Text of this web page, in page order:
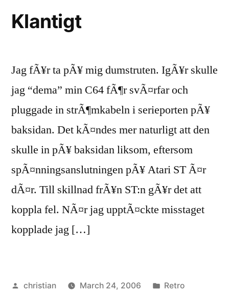
Klantigt
Jag fÃ¥r ta pÃ¥ mig dumstruten. IgÃ¥r skulle
jag “dema” min C64 fÃ¶r svÃ¤rfar och
pluggade in strÃ¶mkabeln i serieporten pÃ¥
baksidan. Det kÃ¤ndes mer naturligt att den
skulle in pÃ¥ baksidan liksom, eftersom
spÃ¤nningsanslutningen pÃ¥ Atari ST Ã¤r
dÃ¤r. Till skillnad frÃ¥n ST:n gÃ¥r det att
koppla fel. NÃ¤r jag upptÃ¤ckte misstaget
kopplade jag […]
Posted
christian March 24, 2006
Posted
Retro